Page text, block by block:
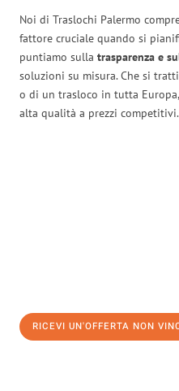
Noi di Traslochi Palermo
fattore cruciale quando si
puntiamo sulla trasparenza e
soluzioni su misura. Che si
o di un trasloco in tutta
alta qualità a prezzi competitivi.
RICEVI UN'OFFERTA NON